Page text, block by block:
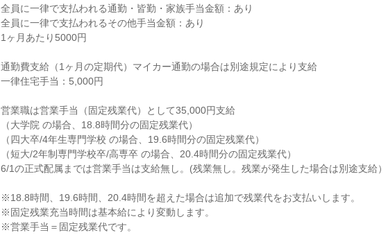
全員に一律で支払われる通勤・皆勤・家族手当金額：あり
全員に一律で支払われるその他手当金額：あり
1ヶ月あたり5000円
通勤費支給（1ヶ月の定期代）マイカー通勤の場合は別途規定により支給
一律住宅手当：5,000円
営業職は営業手当（固定残業代）として35,000円支給
（大学院 の場合、18.8時間分の固定残業代）
（四大卒/4年生専門学校 の場合、19.6時間分の固定残業代）
（短大/2年制専門学校卒/高専卒 の場合、20.4時間分の固定残業代）
6/1の正式配属までは営業手当は支給無し。(残業無し。残業が発生した場合は別途支給）
※18.8時間、19.6時間、20.4時間を超えた場合は追加で残業代をお支払いします。
※固定残業充当時間は基本給により変動します。
※営業手当＝固定残業代です。